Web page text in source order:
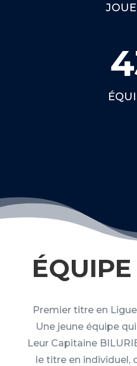
Premier titre en
Une jeune équipe
Leur Capitaine
le titre en individuel,